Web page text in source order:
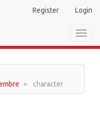
Register Login
character